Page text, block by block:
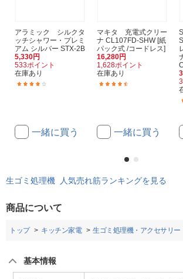
アラミック シルクタ
ッチシャワー・プレミ
アム シルバー STX-2B
5,330円
533ポイント
在庫あり
一緒に買う
マキタ 充電式クリー
ナ CL107FD-SHW [紙
パック式 /コードレス]
16,280円
1,628ポイント
在庫あり
一緒に買う
生ゴミ処理機 人気売れ筋ランキングを見る
商品について
トップ キッチン家電 生ゴミ処理機・アクセサリー
基本情報